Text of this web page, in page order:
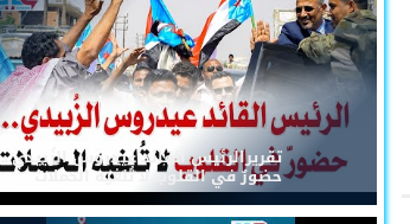
تقريرالرئيس القائد عيدروس الزُبيدي...
حضورٌ في القلوب لا تُلغيه الحملات